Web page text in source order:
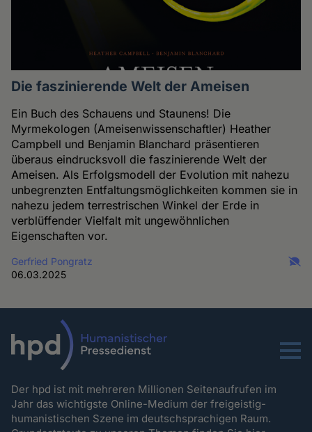
Die faszinierende Welt der Ameisen
Ein Buch des Schauens und Staunens! Die
Myrmekologen (Ameisenwissenschaftler) Heather
Campbell und Benjamin Blanchard präsentieren
überaus eindrucksvoll die faszinierende Welt der
Ameisen. Als Erfolgsmodell der Evolution mit nahezu
unbegrenzten Entfaltungsmöglichkeiten kommen sie in
nahezu jedem terrestrischen Winkel der Erde in
verblüffender Vielfalt mit ungewöhnlichen
Eigenschaften vor.
Gerfried Pongratz
06.03.2025
Menu
Der hpd ist mit mehreren Millionen Seitenaufrufen im
Jahr das wichtigste Online-Medium der freigeistig-
humanistischen Szene im deutschsprachigen Raum.